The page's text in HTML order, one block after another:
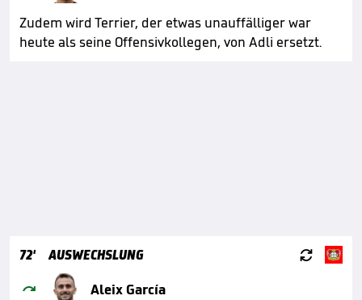
Zudem wird Terrier, der etwas unauffälliger war
heute als seine Offensivkollegen, von Adli ersetzt.
72' AUSWECHSLUNG 
 Aleix García